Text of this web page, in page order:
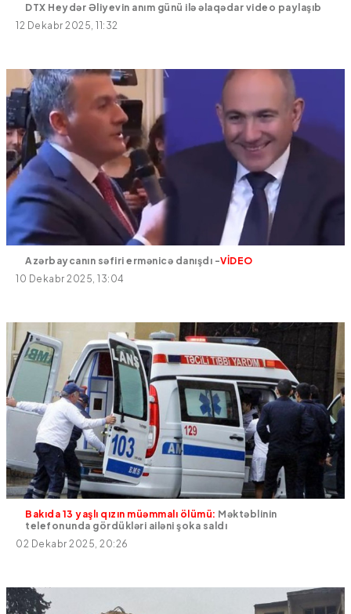
DTX Heydər Əliyevin anım günü ilə əlaqədar video paylaşıb
12 Dekabr 2025, 11:32
Azərbaycanın səfiri ermənicə danışdı -VİDEO
10 Dekabr 2025, 13:04
Bakıda 13 yaşlı qızın müəmmalı ölümü: Məktəblinin
telefonunda gördükləri ailəni şoka saldı
02 Dekabr 2025, 20:26